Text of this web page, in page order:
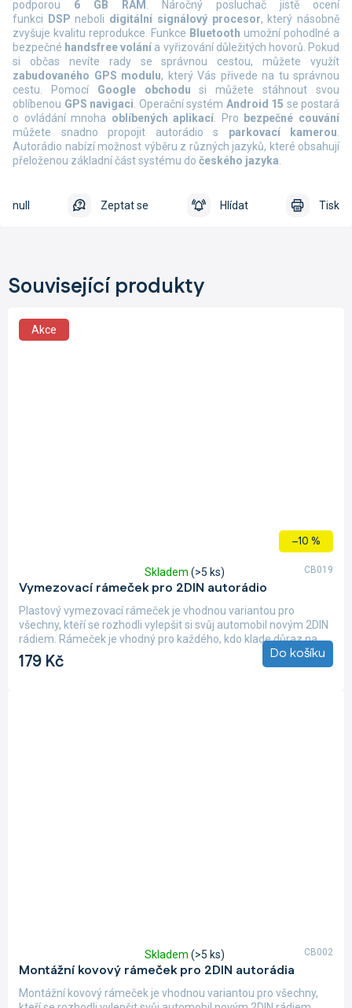
podporou 6 GB RAM . Náročný posluchač jistě ocení
funkci
DSP neboli digitální signálový procesor, který násobně
zvyšuje kvalitu reprodukce. Funkce Bluetooth umožní pohodlné a
bezpečné handsfree volání a vyřizování důležitých hovorů. Pokud
si občas nevíte rady se správnou cestou, můžete využít
zabudovaného GPS modulu, který Vás přivede na tu správnou
cestu. PomocíGoogle obchodu si můžete stáhnout svou
oblíbenou GPS navigaci. Operační systém Android 15 se postará
o ovládání mnoha oblíbených aplikací. Pro
bezpečné couvání
můžete snadno propojit autorádio s parkovací kamerou.
Autorádio nabízí možnost výběru z různých jazyků, které obsahují
přeloženou základní část systému do českého jazyka.
Tisk
Zeptat se Hlídat
null
Související produkty
Akce
–10 %
Vymezovací rámeček pro 2DIN autorádio
hodnocení
produktu
je
5,0
5
Skladem (>5 ks)
179 Kč Do košíku
Plastový vymezovací rámeček je vhodnou variantou pro
všechny, kteří se rozhodli vylepšit si svůj automobil novým 2DIN
rádiem. Rámeček je vhodný pro každého, kdo klade důraz na...
CB019
Montážní kovový rámeček pro 2DIN autorádia
hodnocení
produktu
je
Skladem (>5 ks)
Montážní kovový rámeček je vhodnou variantou pro všechny,
CB002